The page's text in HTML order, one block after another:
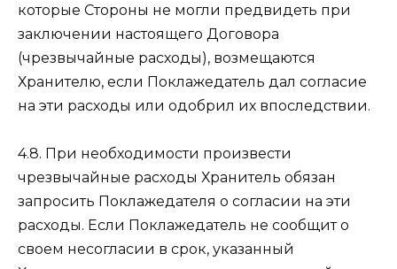
которые Стороны не могли предвидеть при
заключении настоящего Договора
(чрезвычайные расходы), возмещаются
Хранителю, если Поклажедатель дал согласие
на эти расходы или одобрил их впоследствии.
4.8. При необходимости произвести
чрезвычайные расходы Хранитель обязан
запросить Поклажедателя о согласии на эти
расходы. Если Поклажедатель не сообщит о
своем несогласии в срок, указанный